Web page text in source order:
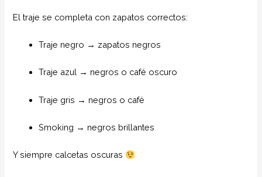
El traje se completa con zapatos correctos:
Traje negro → zapatos negros
Traje azul → negros o café oscuro
Traje gris → negros o café
Smoking → negros brillantes
Y siempre calcetas oscuras